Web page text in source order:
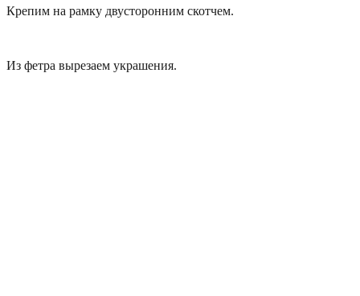
Крепим на рамку двусторонним скотчем.
Из фетра вырезаем украшения.